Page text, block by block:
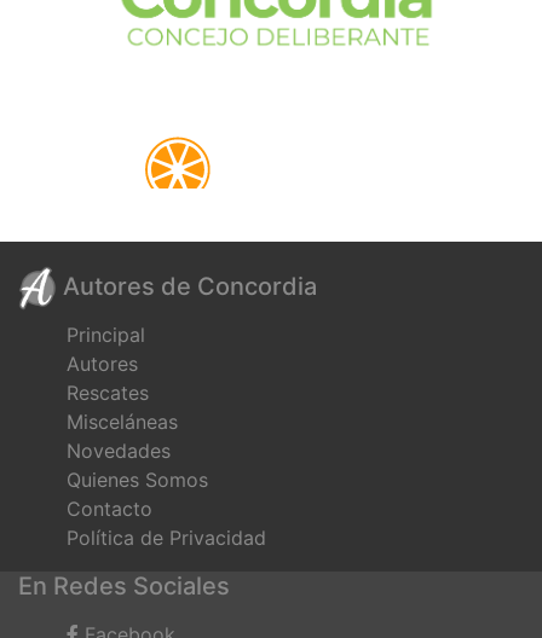
Autores de Concordia
Principal
Autores
Rescates
Misceláneas
Novedades
Quienes Somos
Contacto
Política de Privacidad
En Redes Sociales